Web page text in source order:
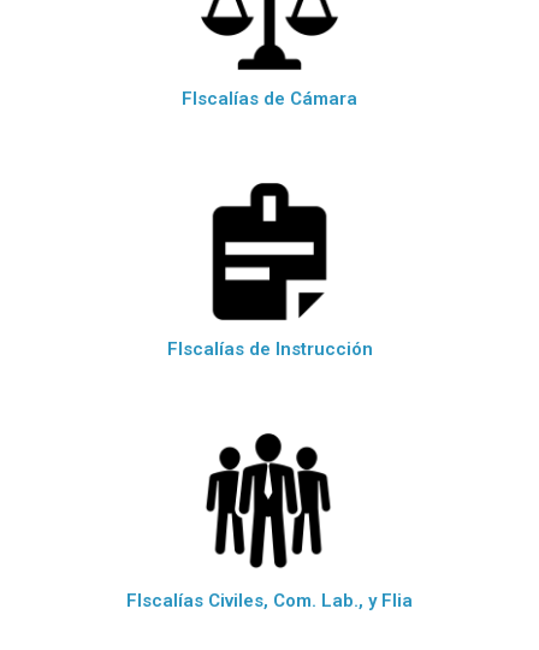
FIscalías de Cámara
FIscalías de Instrucción
FIscalías Civiles, Com. Lab., y Flia